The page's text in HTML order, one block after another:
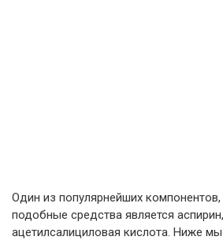
Один из популярнейших
подобные средства является
ацетилсалициловая кислота. Ниже